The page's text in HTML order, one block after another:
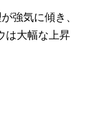
強気に傾き、
は大幅な上昇